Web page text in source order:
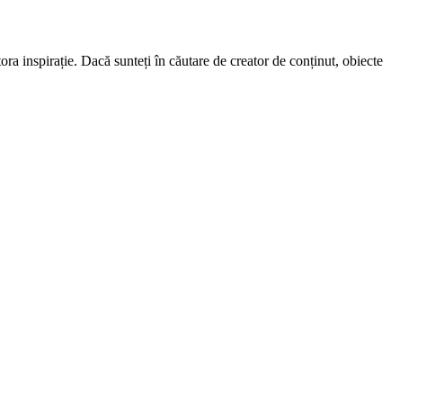
inspirație. Dacă sunteți în căutare de creator de conținut, obiecte